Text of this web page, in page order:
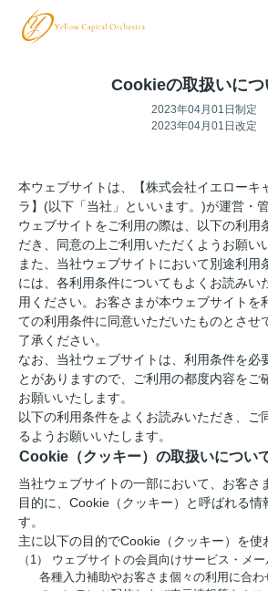
Cookieの取扱いにつ
2023年04月01日制定
2023年04月01日改定
本ウェブサイトは、【株式会社イエローキ
ラ】(以下「当社」といいます。)が運営・
ウェブサイトをご利用の際は、以下の利用
だき、同意の上ご利用いただくようお願い
また、当社ウェブサイトにおいて別途利用
には、各利用条件についてもよくお読みい
用ください。お客さまが本ウェブサイトを
ての利用条件に同意いただいたものとさせ
了承ください。
なお、当社ウェブサイトは、利用条件を必
とがありますので、ご利用の都度内容をご
お願いいたします。
以下の利用条件をよくお読みいただき、ご
るようお願いいたします。
Cookie（クッキー）の取扱いについ
当社ウェブサイトの一部において、お客さ
目的に、Cookie（クッキー）と呼ばれる情
す。
主に以下の目的でCookie（クッキー）を使
（1） ウェブサイトの会員向けサービス・メー
各種入力補助やお客さま個々の利用に合